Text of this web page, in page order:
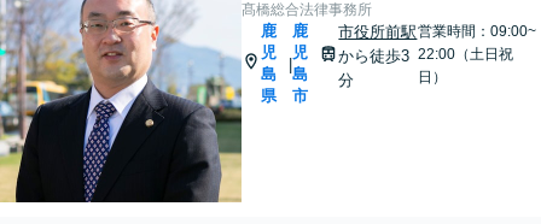
髙橋総合法律事務所
鹿
児
島
県
|
鹿
児
島
市
市役所前駅
から徒歩3
分
営業時間：09:00~
22:00（土日祝
日）